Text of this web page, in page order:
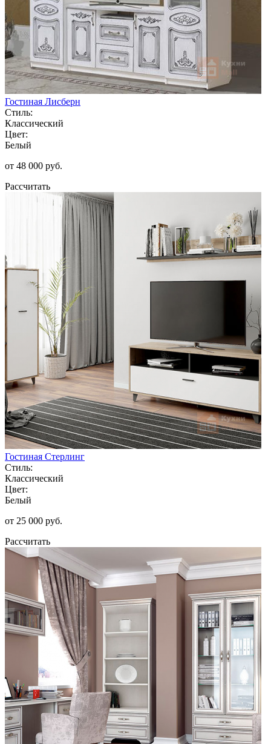
Гостиная Лисберн
Стиль:
Классический
Цвет:
Белый
от 48 000 руб.
Рассчитать
Гостиная Стерлинг
Стиль:
Классический
Цвет:
Белый
от 25 000 руб.
Рассчитать